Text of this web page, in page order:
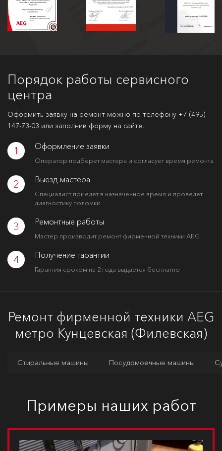
Порядок работы сервисного
центра
Оформить заявку на ремонт можно по телефону +7 (495)
147-73-03 или заполнив форму на сайте.
1 Оформление заявки
Оператор подберет мастера и согласует время ремонта
2 Выезд мастера
Специалист приедет в назначенное время и проведет
диагностику поломки
3 Ремонтные работы
Мастер производит ремонт фирменной техники AEG
4 Получение гарантии
Гарантия сроком на 2 года выдается бесплатно
Ремонт фирменной техники AEG
метро Кунцевская (Филевская)
Стиральные машины Посудомоечные машины
Примеры наших работ